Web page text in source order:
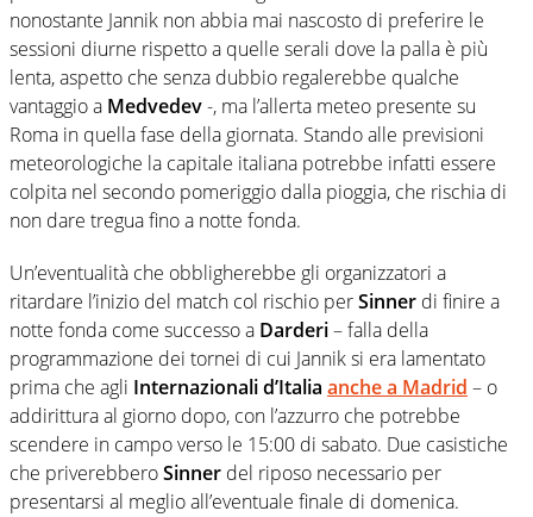
nonostante Jannik non abbia mai nascosto di preferire le
sessioni diurne rispetto a quelle serali dove la palla è più
lenta, aspetto che senza dubbio regalerebbe qualche
vantaggio a Medvedev-, ma l’allerta meteo presente su
Roma in quella fase della giornata. Stando alle previsioni
meteorologiche la capitale italiana potrebbe infatti essere
colpita nel secondo pomeriggio dalla pioggia, che rischia di
non dare tregua fino a notte fonda.
Un’eventualità che obbligherebbe gli organizzatori a
ritardare l’inizio del match col rischio perSinner di finire a
notte fonda come successo a Darderi– falla della
programmazione dei tornei di cui Jannik si era lamentato
prima che agli Internazionali d’Italia anche a Madrid – o
addirittura al giorno dopo, con l’azzurro che potrebbe
scendere in campo verso le 15:00 di sabato. Due casistiche
che priverebberoSinner del riposo necessario per
presentarsi al meglio all’eventuale finale di domenica.